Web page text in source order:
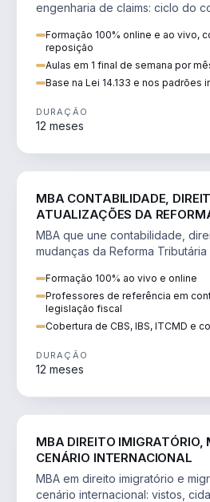
engenharia de claims: ciclo do
Formação 100% online e ao vivo,
reposição
Aulas em 1 final de semana por
Base na Lei 14.133 e nos padrões
DURAÇÃO
12 meses
MBA CONTABILIDADE,
ATUALIZAÇÕES DA
MBA que une contabilidade,
mudanças da Reforma Tributária
Formação 100% ao vivo e online
Professores de referência em
legislação fiscal
Cobertura de CBS, IBS, ITCMD e
DURAÇÃO
12 meses
MBA DIREITO IMIGRATÓRIO,
CENÁRIO INTERNACIONAL
MBA em direito imigratório e
cenário internacional: vistos,